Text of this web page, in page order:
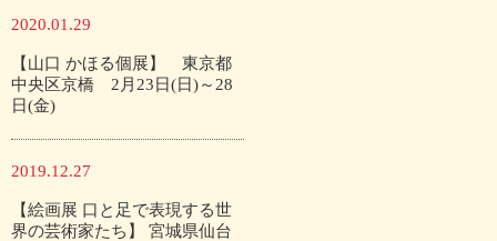
2020.01.29
【山口 かほる個展】 東京都
中央区京橋 2月23日(日)～28
日(金)
2019.12.27
【絵画展 口と足で表現する世
界の芸術家たち】 宮城県仙台